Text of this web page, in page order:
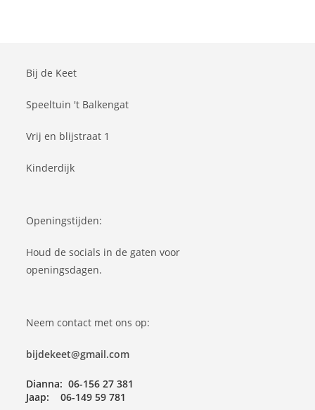
Bij de Keet
Speeltuin 't Balkengat
Vrij en blijstraat 1
Kinderdijk
Openingstijden:
Houd de socials in de gaten voor
openingsdagen.
Neem contact met ons op:
bijdekeet@gmail.com
Dianna: 06-156 27 381
Jaap: 06-149 59 781